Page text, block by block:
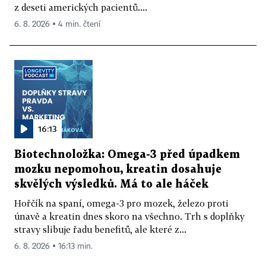
z deseti amerických pacientů....
6. 8. 2026 ▪ 4 min. čtení
16:13
Biotechnoložka: Omega-3 před úpadkem
mozku nepomohou, kreatin dosahuje
skvělých výsledků. Má to ale háček
Hořčík na spaní, omega-3 pro mozek, železo proti
únavě a kreatin dnes skoro na všechno. Trh s doplňky
stravy slibuje řadu benefitů, ale které z...
6. 8. 2026 ▪ 16:13 min.